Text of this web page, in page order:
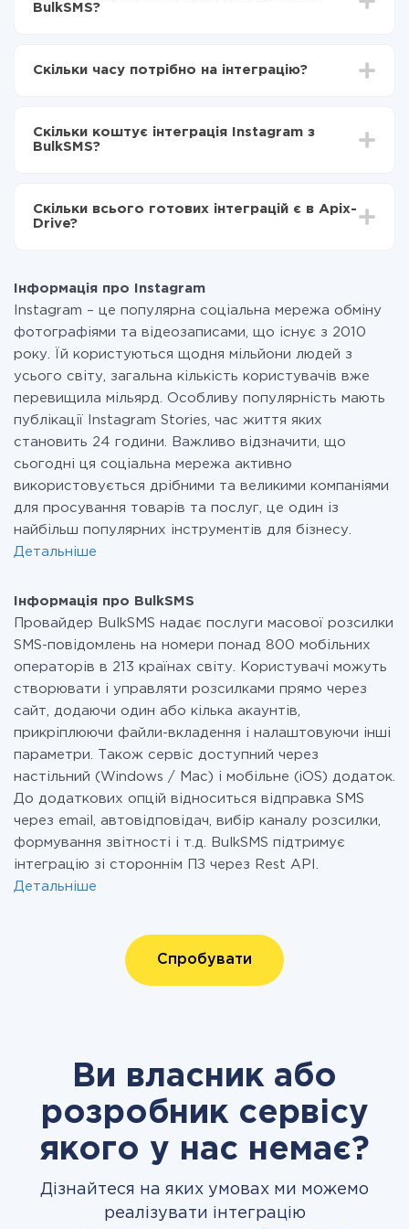
BulkSMS?
Вибираєте які дані передавати з Instagram в
Тепер дані будуть автоматично передаватися з
Instagram в BulkSMS
Скільки часу потрібно на інтеграцію?
становити від 5-ти до 30-хвилин. У середньому
налаштування займає 10-15 хвилин.
Скільки коштує інтеграція Instagram з
BulkSMS?
Ви оплачуєте лише кількість даних, які за фактом
передаються з однієї вашої системи в іншу через
при необхідності. Детальніше про
Скільки всього готових інтеграцій є в Apix-
Drive?
Інформація про Instagram
Instagram – це популярна соціальна мережа обміну
фотографіями та відеозаписами, що існує з 2010
року. Їй користуються щодня мільйони людей з
усього світу, загальна кількість користувачів вже
перевищила мільярд. Особливу популярність мають
публікації Instagram Stories, час життя яких
становить 24 години. Важливо відзначити, що
сьогодні ця соціальна мережа активно
використовується дрібними та великими компаніями
для просування товарів та послуг, це один із
найбільш популярних інструментів для бізнесу.
Детальніше
Інформація про BulkSMS
Провайдер BulkSMS надає послуги масової розсилки
SMS-повідомлень на номери понад 800 мобільних
операторів в 213 країнах світу. Користувачі можуть
створювати і управляти розсилками прямо через
сайт, додаючи один або кілька акаунтів,
прикріплюючи файли-вкладення і налаштовуючи інші
параметри. Також сервіс доступний через
настільний (Windows / Mac) і мобільне (iOS) додаток.
До додаткових опцій відноситься відправка SMS
через email, автовідповідач, вибір каналу розсилки,
формування звітності і т.д. BulkSMS підтримує
інтеграцію зі стороннім ПЗ через Rest API.
Детальніше
Спробувати
Ви власник або
розробник сервісу
якого у нас немає?
Дізнайтеся на яких умовах ми можемо
реалізувати інтеграцію